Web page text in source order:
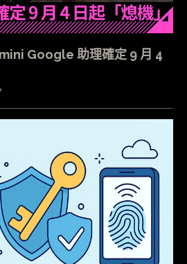
Google 助理確定 9 月 4